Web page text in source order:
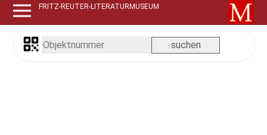
FRITZ-REUTER-LITERATURMUSEUM